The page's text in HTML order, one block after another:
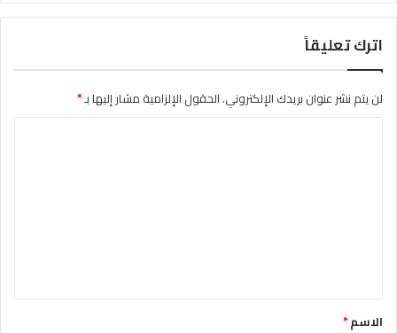
اترك تعليقاً
لن يتم نشر عنوان بريدك الإلكتروني.الحقول الإلزامية مشار إليها بـ*
*الاسم*